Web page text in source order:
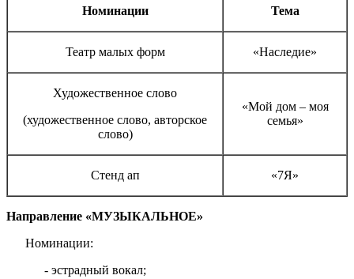
Номинации Тема
Театр малых форм «Наследие»
Художественное слово
(художественное слово, авторское
слово)
«Мой дом – моя
семья»
Стенд ап «7Я»
Направление «МУЗЫКАЛЬНОЕ»
Номинации:
- эстрадный вокал;